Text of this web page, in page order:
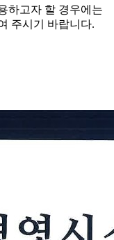
하고자 할 경우에는
주시기 바랍니다.